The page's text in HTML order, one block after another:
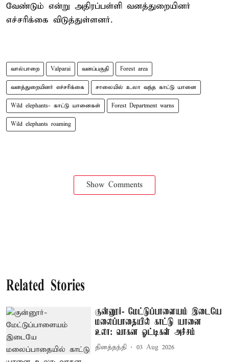
வேண்டும் என்று அதிரப்பள்ளி வனத்துறையினர்
எச்சரிக்கை விடுத்துள்ளனர்.
வால்பாறை Valparai வனப்பகுதி Forest area
வனத்துறையினர் எச்சரிக்கை சாலையில் உலா வந்த காட்டு யானை
Wild elephants- காட்டு யானைகள் Forest Department warns
Wild elephants roaming
Show Comments
Related Stories
குன்னூர்- மேட்டுப்பாளையம் இடையே
மலைப்பாதையில் காட்டு யானை
உலா: வாகன ஓட்டிகள் அச்சம்
தினத்தந்தி 03 Aug 2026